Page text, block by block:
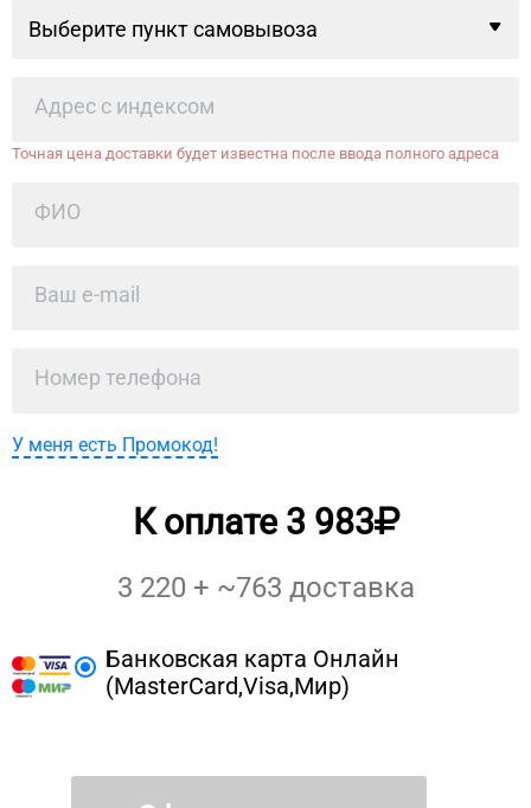
Выберите пункт самовывоза
Точная цена доставки будет известна после ввода полного адреса
У меня есть Промокод!
К оплате 3 983
3 220 + ~763 доставка
Банковская карта Онлайн
(MasterCard,Visa,Мир)